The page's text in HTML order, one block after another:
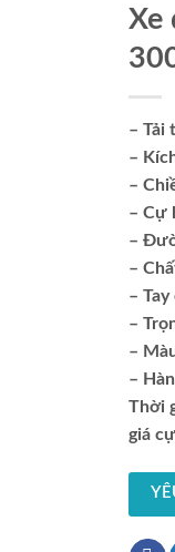
Xe
– Tải
–
–
– Cự
–
–
–
–
–
–
Thời
giá